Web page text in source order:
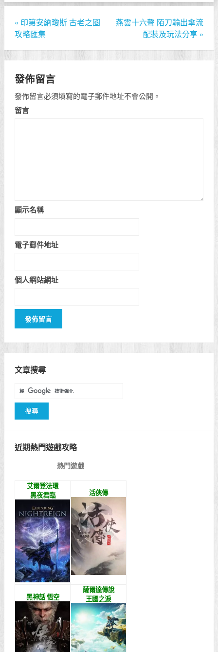
« 印第安納瓊斯 古老之圈
攻略匯集
燕雲十六聲 陌刀輸出傘流
配裝及玩法分享 »
發佈留言
發佈留言必須填寫的電子郵件地址不會公開。
留言
顯示名稱
電子郵件地址
個人網站網址
文章搜尋
近期熱門遊戲攻略
熱門遊戲
艾爾登法環
黑夜君臨
活俠傳
黑神話 悟空
薩爾達傳說
王國之淚